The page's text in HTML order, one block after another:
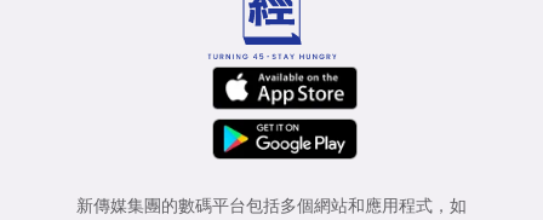
新傳媒集團的數碼平台包括多個網站和應用程式，如